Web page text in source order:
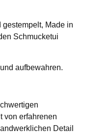
Made in
Schmucketui
aufbewahren.
von erfahrenen
Detail